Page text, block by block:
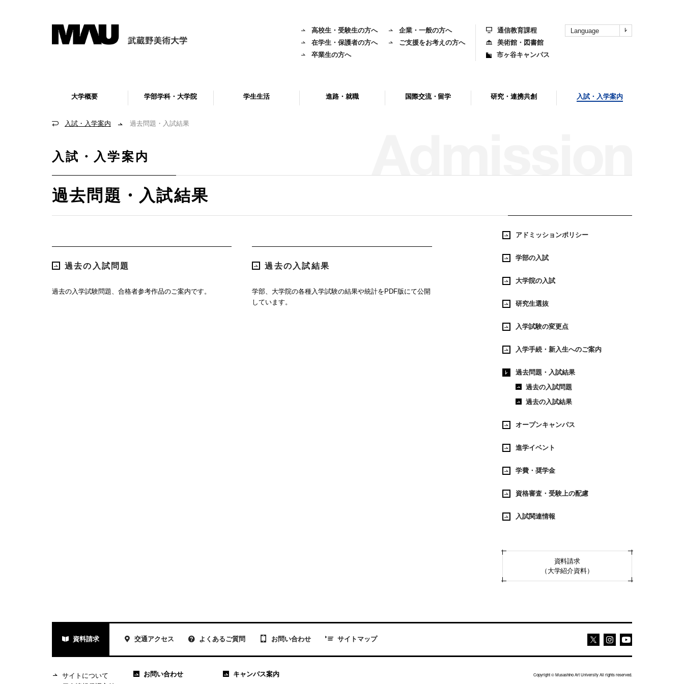
Language
通信教育課程
美術館・図書館
市ヶ谷キャンパス
高校生・受験生の方へ
在学生・保護者の方へ
卒業生の方へ
企業・一般の方へ
ご支援をお考えの方へ
大学概要 学部学科・大学院 学生生活 進路・就職 国際交流・留学 研究・連携共創 入試・入学案内
入試・入学案内 過去問題・入試結果
入試・入学案内
過去問題・入試結果
過去の入試問題
過去の入学試験問題、合格者参考作品のご案内です。
過去の入試結果
学部、大学院の各種入学試験の結果や統計をPDF版にて公開
しています。
アドミッションポリシー
学部の入試
大学院の入試
研究生選抜
入学試験の変更点
入学手続・新入生へのご案内
過去問題・入試結果
過去の入試問題
過去の入試結果
オープンキャンパス
進学イベント
学費・奨学金
資格審査・受験上の配慮
入試関連情報
資料請求
（大学紹介資料）
資料請求 交通アクセス よくあるご質問 お問い合わせ
サイトマップ
Youtube
サイトについて
お問い合わせ キャンパス案内 Copyright © Musashino Art University All rights reserved.